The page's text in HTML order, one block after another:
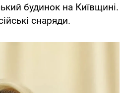
будинок на Київщині.
снаряди.